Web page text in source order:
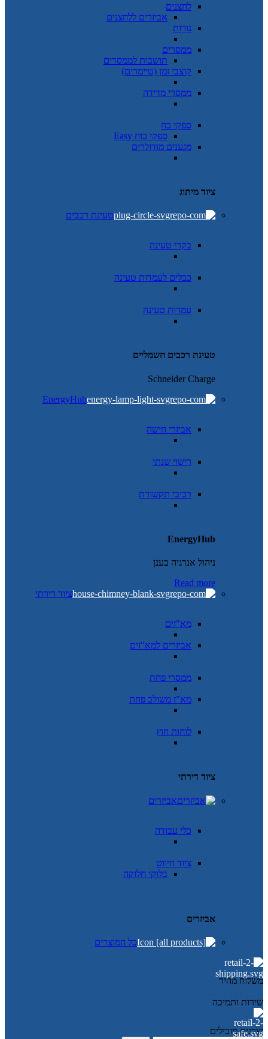
לחצנים
אביזרים ללחצנים
נורות
ממסרים
תושבות לממסרים
קוצבי זמן (טיימרים)
ממסרי מדידה
ספקי כח
ספקי כוח Easy
מגענים מודולרים
ציוד מיתוג
טעינת רכבים
בקרי טעינה
כבלים לעמדות טעינה
עמדות טעינה
טעינת רכבים חשמליים
Schneider Charge
EnergyHub
אביזרי חישה
רישוי שנתי
רכיבי תקשורת
EnergyHub
ניהול אנרגיה בענן
Read more
ציוד דירתי
מא"זים
אביזרים למא"זים
ממסרי פחת
מא"ז משולב פחת
לוחות חוץ
ציוד דירתי
אביזרים
כלי עבודה
ציוד חיווט
בלוקי חלוקה
אביזרים
כל המוצרים
משלוח מהיר
שירות ותמיכה
יצרנים מובילים